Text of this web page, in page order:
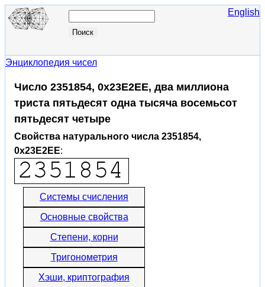
English
Энциклопедия чисел
Число 2351854, 0x23E2EE, два миллиона
триста пятьдесят одна тысяча восемьсот
пятьдесят четыре
Свойства натурального числа 2351854,
0x23E2EE:
Системы счисления
Основные свойства
Степени, корни
Тригонометрия
Хэши, криптография